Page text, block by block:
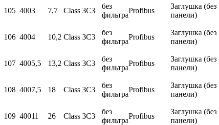
105 4003 7,7 Class 3C3
без
фильтра
Profibus
Заглушка (без
панели)
106 4004 10,2 Class 3C3
без
фильтра
Profibus
Заглушка (без
панели)
107 4005,5 13,2 Class 3C3
без
фильтра
Profibus
Заглушка (без
панели)
108 4007,5 18 Class 3C3
без
фильтра
Profibus
Заглушка (без
панели)
109 40011 26 Class 3C3
без
фильтра
Profibus
Заглушка (без
панели)